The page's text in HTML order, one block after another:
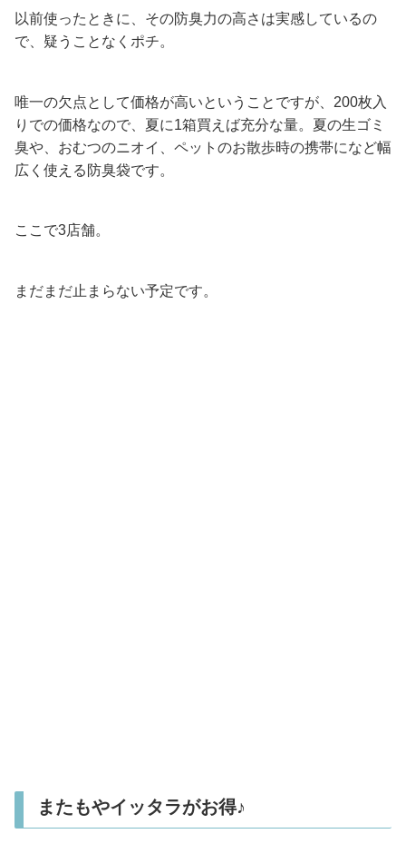
以前使ったときに、その防臭力の高さは実感しているの
で、疑うことなくポチ。
唯一の欠点として価格が高いということですが、200枚入
りでの価格なので、夏に1箱買えば充分な量。夏の生ゴミ
臭や、おむつのニオイ、ペットのお散歩時の携帯になど幅
広く使える防臭袋です。
ここで3店舗。
まだまだ止まらない予定です。
またもやイッタラがお得♪